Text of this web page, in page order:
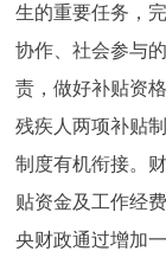
生的重要任务，
协作、社会参与
责，做好补贴资
残疾人两项补贴
制度有机衔接。
贴资金及工作经
央财政通过增加